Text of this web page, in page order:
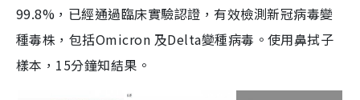
99.8%，已經通過臨床實驗認證，有效檢測新冠病毒變
種毒株，包括Omicron 及Delta變種病毒。使用鼻拭子
樣本，15分鐘知結果。